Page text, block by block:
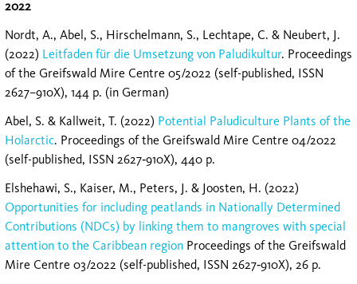
2022
Nordt, A., Abel, S., Hirschelmann, S., Lechtape, C. & Neubert, J.
(2022) Leitfaden für die Umsetzung von Paludikultur. Proceedings
of the Greifswald Mire Centre 05/2022 (self-published, ISSN
2627–910X), 144 p. (in German)
Abel, S. & Kallweit, T. (2022) Potential Paludiculture Plants of the
Holarctic. Proceedings of the Greifswald Mire Centre 04/2022
(self-published, ISSN 2627‐910X), 440 p.
Elshehawi, S., Kaiser, M., Peters, J. & Joosten, H. (2022)
Opportunities for including peatlands in Nationally Determined
Contributions (NDCs) by linking them to mangroves with special
attention to the Caribbean region Proceedings of the Greifswald
Mire Centre 03/2022 (self-published, ISSN 2627‐910X), 26 p.